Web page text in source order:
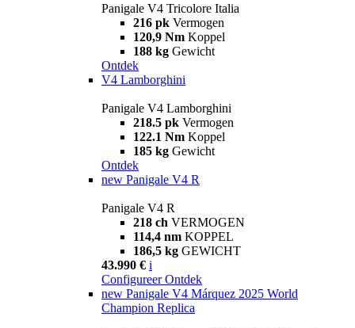
Panigale V4 Tricolore Italia
216 pk Vermogen
120,9 Nm Koppel
188 kg Gewicht
Ontdek
V4 Lamborghini
Panigale V4 Lamborghini
218.5 pk Vermogen
122.1 Nm Koppel
185 kg Gewicht
Ontdek
new Panigale V4 R
Panigale V4 R
218 ch VERMOGEN
114,4 nm KOPPEL
186,5 kg GEWICHT
43.990 € i
Configureer Ontdek
new Panigale V4 Márquez 2025 World
Champion Replica